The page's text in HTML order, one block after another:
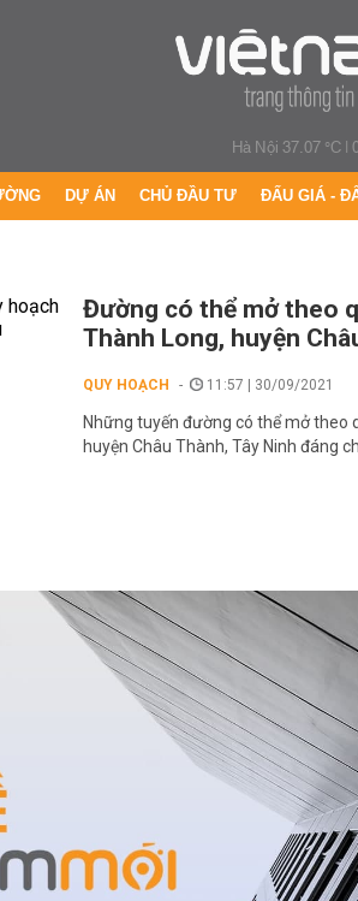
Hà Nội 37.07 °C|
DỰ ÁN CHỦ ĐẦU TƯ ĐẤU GIÁ -
Đường có thể mở theo
Thành Long, huyện
QUY HOẠCH 11:57 | 30/09/2021
Những tuyến đường có thể mở theo
huyện Châu Thành, Tây Ninh đáng